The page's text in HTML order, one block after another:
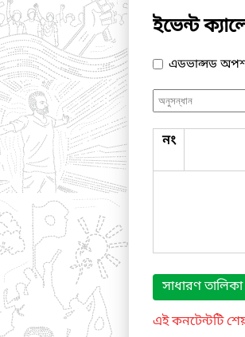
ইভেন্ট
এডভান্সড
নং
সাধারণ
এই কনটেন্টটি